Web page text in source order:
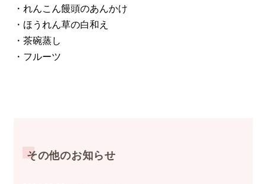
・れんこん饅頭のあんかけ
・ほうれん草の白和え
・茶碗蒸し
・フルーツ
その他のお知らせ